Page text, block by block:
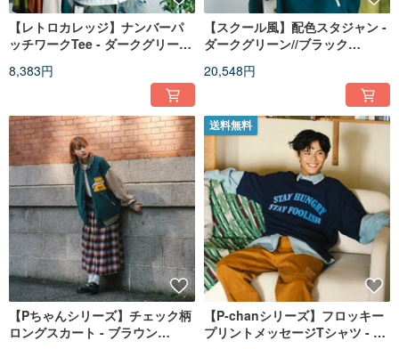
【レトロカレッジ】ナンバーパ
ッチワークTee - ダークグリー
8,383円
【スクール風】配色スタジャン -
ダークグリーン//ブラック
20,548円
【Pちゃんシリーズ】チェック柄
ロングスカート - ブラウン
送料無料
【P-chanシリーズ】フロッキー
プリントメッセージTシャツ - ダ